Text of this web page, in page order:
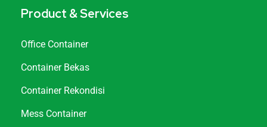
Product & Services
Office Container
Container Bekas
Container Rekondisi
Mess Container